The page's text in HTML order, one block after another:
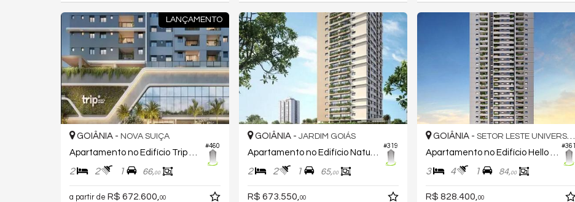
LANÇAMENTO
#460
GOIÂNIA - NOVA SUIÇA
2 2 1 66,00
a partir de R$ 672.600, 00
#319
GOIÂNIA - JARDIM GOIÁS
2 2 1 65,00
R$ 673.550, 00
#361
GOIÂNIA - SETOR LESTE UNIVERSITÁRIO
3 4 1 84,00
R$ 828.400, 00